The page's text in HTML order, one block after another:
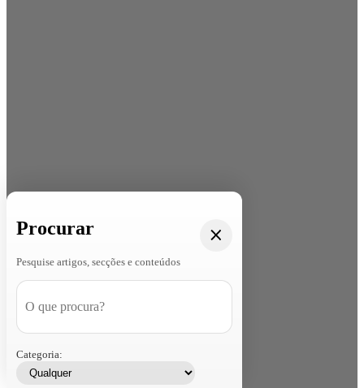
Procurar
Pesquise artigos, secções e conteúdos
Categoria: